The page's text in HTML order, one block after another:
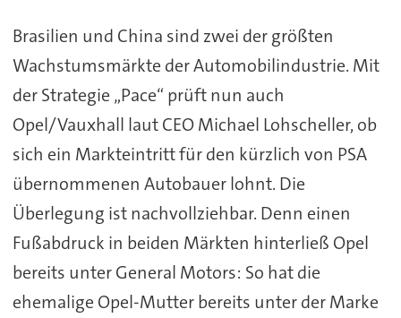
Brasilien und China sind zwei der größten
Wachstumsmärkte der Automobilindustrie. Mit
der Strategie „Pace“ prüft nun auch
Opel/Vauxhall laut CEO Michael Lohscheller, ob
sich ein Markteintritt für den kürzlich von PSA
übernommenen Autobauer lohnt. Die
Überlegung ist nachvollziehbar. Denn einen
Fußabdruck in beiden Märkten hinterließ Opel
bereits unter General Motors: So hat die
ehemalige Opel-Mutter bereits unter der Marke